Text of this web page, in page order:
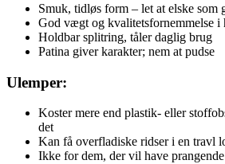
Smuk, tidløs form – let at elske som
God vægt og kvalitetsfornemmelse i
Holdbar splitring, tåler daglig brug
Patina giver karakter; nem at pudse
Ulemper:
Koster mere end plastik- eller
det
Kan få overfladiske ridser i en travl
Ikke for dem, der vil have